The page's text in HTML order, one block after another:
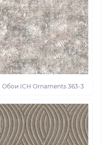
Обои ІСН Ornaments 363-3